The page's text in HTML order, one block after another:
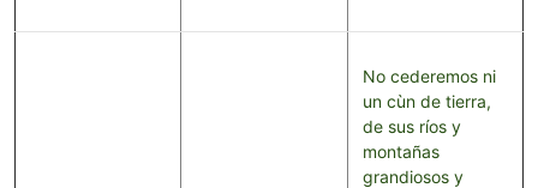
No cederemos ni
un cùn de tierra,
de sus ríos y
montañas
grandiosos y